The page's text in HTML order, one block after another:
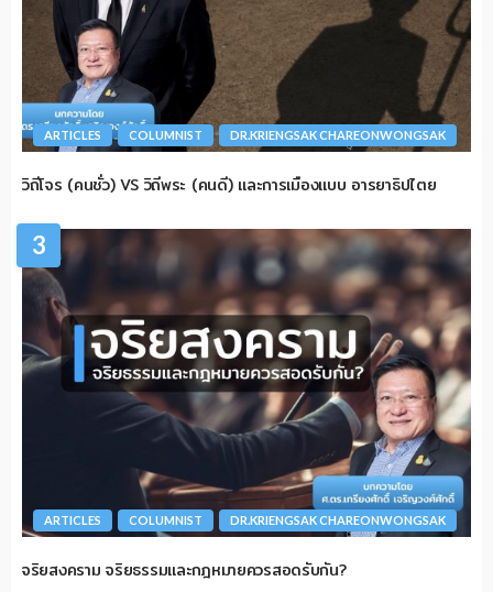
ARTICLES COLUMNIST DR.KRIENGSAK CHAREONWONGSAK
วิถีโจร (คนชั่ว) VS วิถีพระ (คนดี) และการเมืองแบบ อารยาธิปไตย
3
ARTICLES COLUMNIST DR.KRIENGSAK CHAREONWONGSAK
จริยสงคราม จริยธรรมและกฎหมายควรสอดรับกัน?